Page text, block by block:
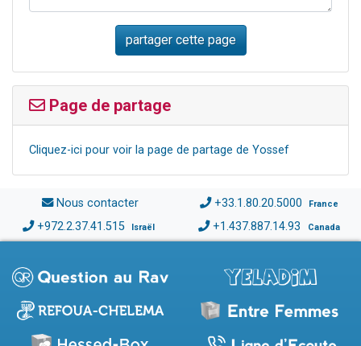
Page de partage
Cliquez-ici pour voir la page de partage de Yossef
Nous contacter +33.1.80.20.5000 France
+972.2.37.41.515 Israël +1.437.887.14.93 Canada